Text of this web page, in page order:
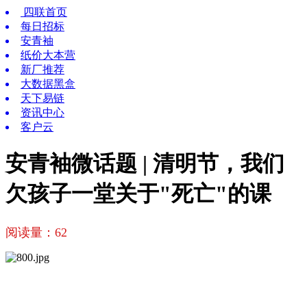
四联首页
每日招标
安青袖
纸价大本营
新厂推荐
大数据黑盒
天下易链
资讯中心
客户云
安青袖微话题 | 清明节，我们
欠孩子一堂关于"死亡"的课
阅读量： 62